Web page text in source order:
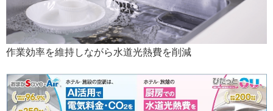
作業効率を維持しながら水道光熱費を削減